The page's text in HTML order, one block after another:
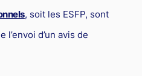
, soit les ESFP, sont
d’un avis de